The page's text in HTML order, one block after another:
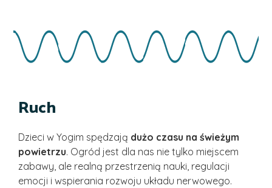
Ruch
Dzieci w Yogim spędzają dużo czasu na świeżym
powietrzu. Ogród jest dla nas nie tylko miejscem
zabawy, ale realną przestrzenią nauki, regulacji
emocji i wspierania rozwoju układu nerwowego.